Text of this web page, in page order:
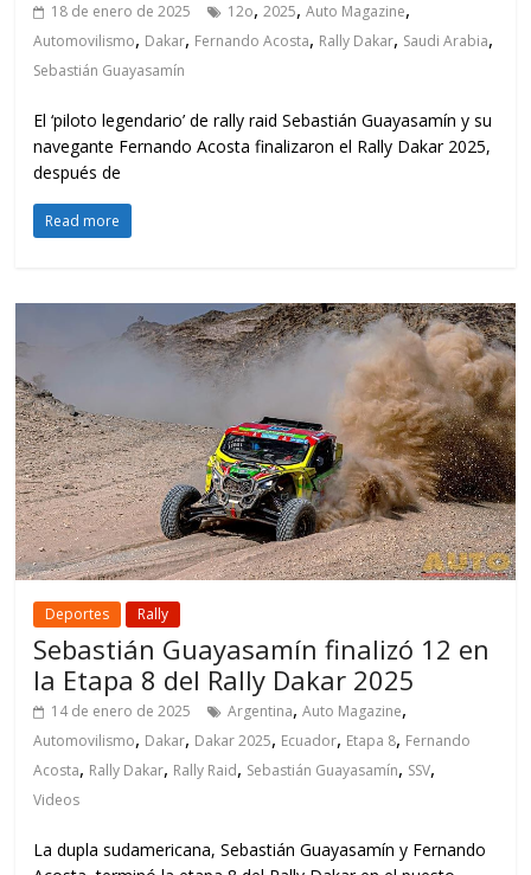
18 de enero de 2025 12o,2025,Auto Magazine,
Automovilismo, Dakar, Fernando Acosta, Rally Dakar, Saudi Arabia,
Sebastián Guayasamín
El ‘piloto legendario’ de rally raid Sebastián Guayasamín y su
navegante Fernando Acosta finalizaron el Rally Dakar 2025,
después de
Read more
Deportes Rally
Sebastián Guayasamín finalizó 12 en
la Etapa 8 del Rally Dakar 2025
14 de enero de 2025 Argentina,Auto Magazine,
Automovilismo, Dakar, Dakar 2025, Ecuador, Etapa 8, Fernando
Acosta, Rally Dakar, Rally Raid, Sebastián Guayasamín, SSV,
Videos
La dupla sudamericana, Sebastián Guayasamín y Fernando